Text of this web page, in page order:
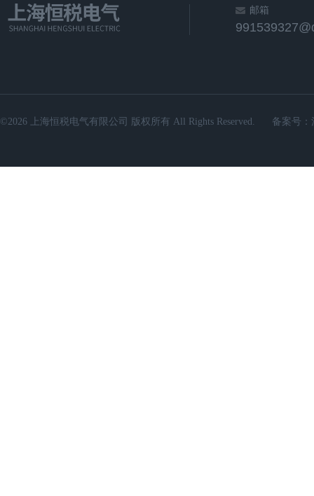
邮箱
©2026 上海恒税电气有限公司 版权所有 All Rights Reserved. 备案号：